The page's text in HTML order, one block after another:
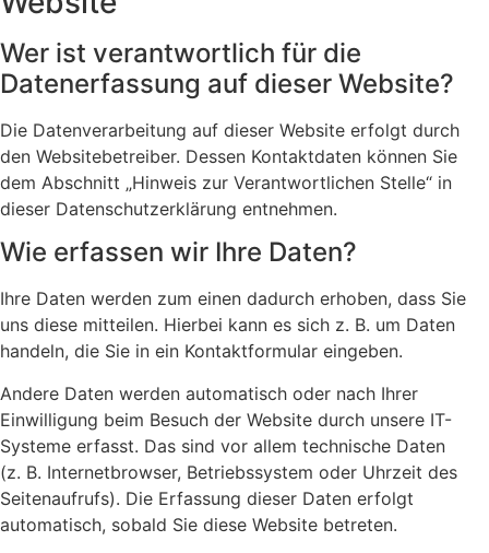
Wer ist verantwortlich für die
Datenerfassung auf dieser Website?
Die Datenverarbeitung auf dieser Website erfolgt durch
den Websitebetreiber. Dessen Kontaktdaten können Sie
dem Abschnitt „Hinweis zur Verantwortlichen Stelle“ in
dieser Datenschutzerklärung entnehmen.
Wie erfassen wir Ihre Daten?
Ihre Daten werden zum einen dadurch erhoben, dass Sie
uns diese mitteilen. Hierbei kann es sich z. B. um Daten
handeln, die Sie in ein Kontaktformular eingeben.
Andere Daten werden automatisch oder nach Ihrer
Einwilligung beim Besuch der Website durch unsere IT-
Systeme erfasst. Das sind vor allem technische Daten
(z. B. Internetbrowser, Betriebssystem oder Uhrzeit des
Seitenaufrufs). Die Erfassung dieser Daten erfolgt
automatisch, sobald Sie diese Website betreten.